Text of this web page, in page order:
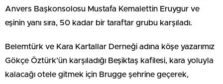
Anvers Başkonsolosu Mustafa Kemalettin Eruygur ve
eşinin yanı sıra, 50 kadar bir taraftar grubu karşıladı.
Belemtürk ve Kara Kartallar Derneği adına köşe yazarımız
Gökçe Öztürk’ün karşıladığı Beşiktaş kafilesi, kara yoluyla
kalacağı otele gitmek için Brugge şehrine geçerek,